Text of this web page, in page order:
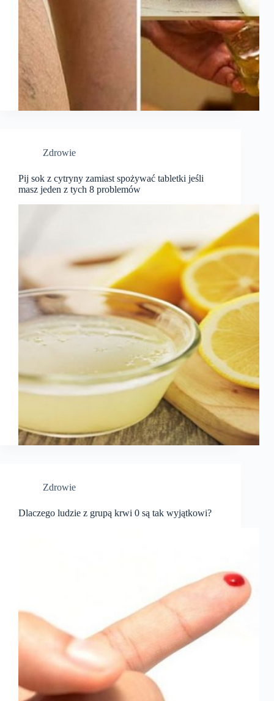
Zdrowie
Pij sok z cytryny zamiast spożywać tabletki jeśli
masz jeden z tych 8 problemów
Zdrowie
Dlaczego ludzie z grupą krwi 0 są tak wyjątkowi?